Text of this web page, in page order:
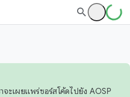
ะเผยแพร่ซอร์สโค้ดไปยัง AOSP